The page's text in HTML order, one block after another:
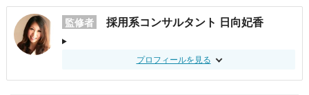
監修者 採用系コンサルタント 日向妃香
プロフィールを見る